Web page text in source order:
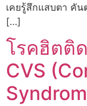
เคยรู้สึกแสบตา คัน
[…]
โรคฮิตติ
CVS